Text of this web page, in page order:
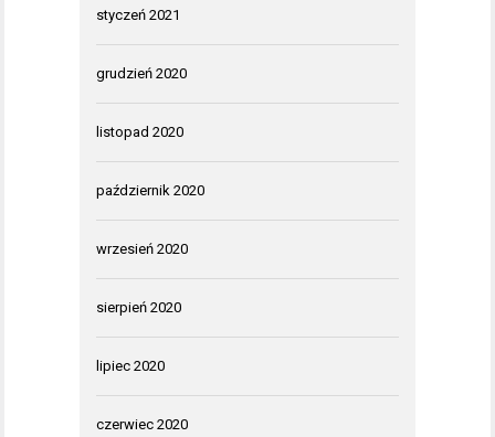
styczeń 2021
grudzień 2020
listopad 2020
październik 2020
wrzesień 2020
sierpień 2020
lipiec 2020
czerwiec 2020